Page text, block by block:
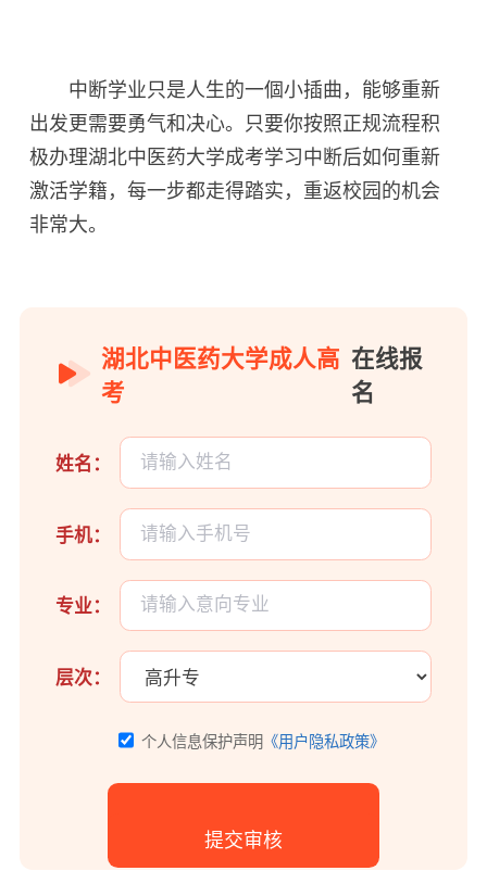
中断学业只是人生的一個小插曲，能够重新
出发更需要勇气和决心。只要你按照正规流程积
极办理湖北中医药大学成考学习中断后如何重新
激活学籍，每一步都走得踏实，重返校园的机会
非常大。
湖北中医药大学成人高
考
在线报
名
姓名：
手机：
专业：
层次：
个人信息保护声明 《用户隐私政策》